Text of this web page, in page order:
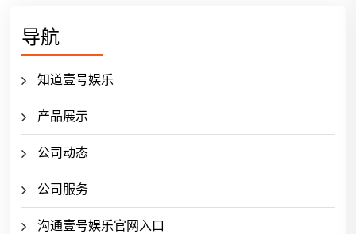
导航
知道壹号娱乐
产品展示
公司动态
公司服务
沟通壹号娱乐官网入口